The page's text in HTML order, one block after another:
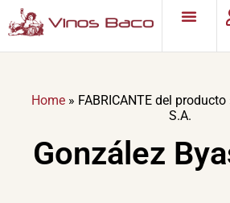
Home» FABRICANTE del producto
S.A.
González